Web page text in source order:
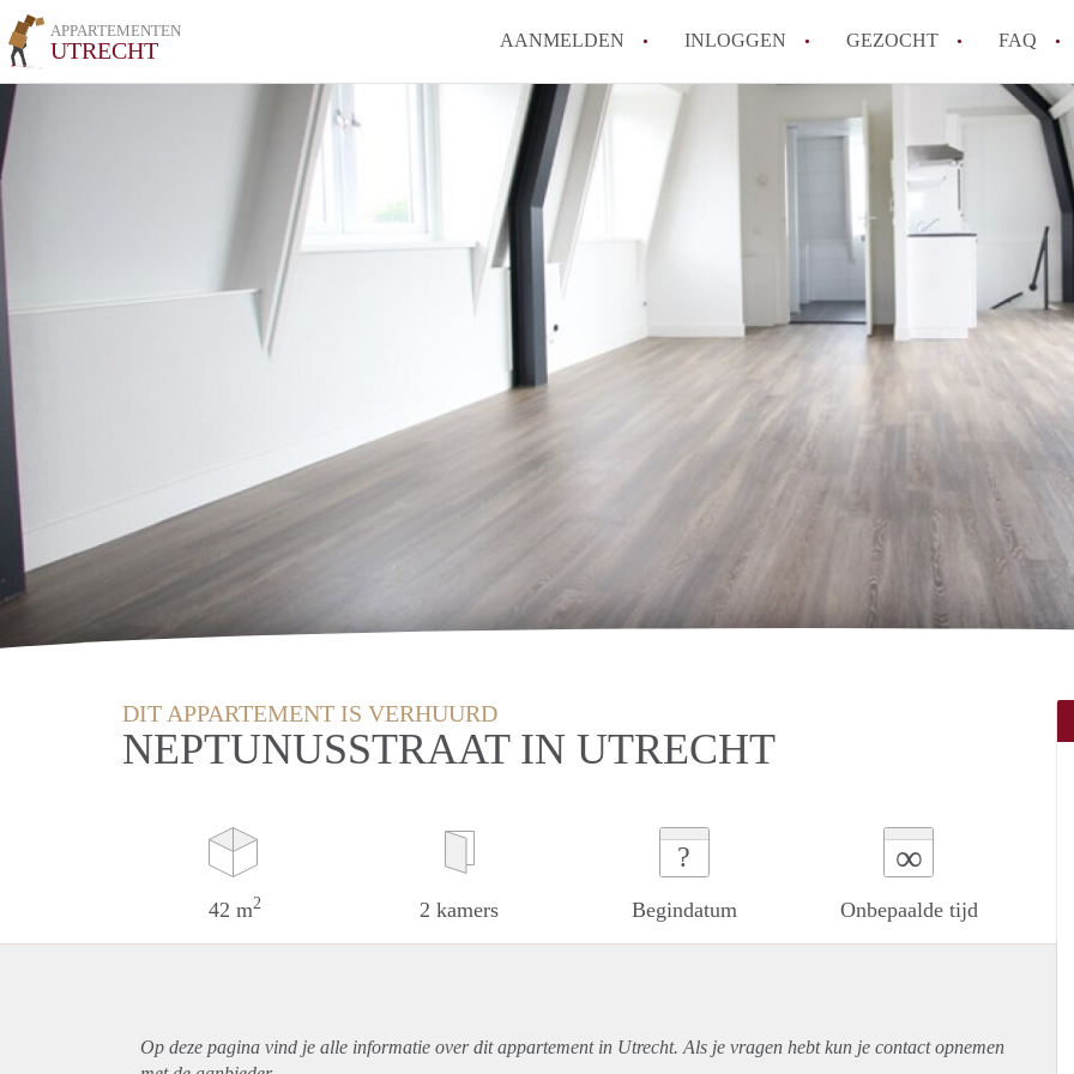
APPARTEMENTEN
UTRECHT AANMELDEN INLOGGEN GEZOCHT FAQ
How to translate AppartementenUtrecht!
Wat is AppartementenUtrecht?
Wat is de privacyverklaring van
Berekent AppartementenUtrecht
makelaarsvergoeding/
Is AppartementenUtrecht
Appartement / Appartementen in Utrecht?
Alle veelgestelde vragen
DIT APPARTEMENT IS VERHUURD
NEPTUNUSSTRAAT IN UTRECHT
42 m2 2 kamers
?
Begindatum
∞
Onbepaalde tijd
Op deze pagina vind je alle informatie over ditappartementin Utrecht. Als je vragen hebt kun je contact opnemen